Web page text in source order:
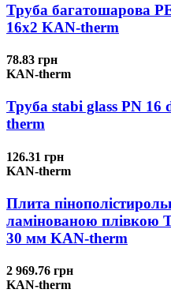
Труба багатошарова
16x2 KAN-therm
78.83 грн
KAN-therm
Труба stabi glass PN 16
therm
126.31 грн
KAN-therm
Плита
ламінованою плівкою
30 мм KAN-therm
2 969.76 грн
KAN-therm